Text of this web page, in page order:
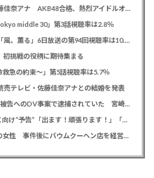
レインボー 池田直人と結婚の佐藤佳奈アナ AKB48合格、熱烈アイドルオタク「さかなちゃん」として人気に、7月末に読売テレビ退社
middle 30」第3話視聴率は2.8％
見上愛＆上坂樹里 NHK朝ドラ「風、薫る」6日放送の第94回視聴率は10.4％
挑戦の役柄に期待集まる
急の約束～」第5話視聴率は5.7％
売テレビ・佐藤佳奈アナとの結婚を発表
元EXILE黒木啓司 妻・宮崎麗果被告へのDV事案で逮捕されていた 宮崎は全身打撲、頭部裂傷及び打撲、頸部損傷の怪我
西川貴教 今夜放送「Mステ」に向け“予告”「出ます！頑張ります！」「恐らくアレも着ます！」
斉藤慎二被告から性的暴行被害の女性 事件後にバウムクーヘン店を経営やTikTokでライブ配信する姿に「言葉にできない悔しさと怒り」